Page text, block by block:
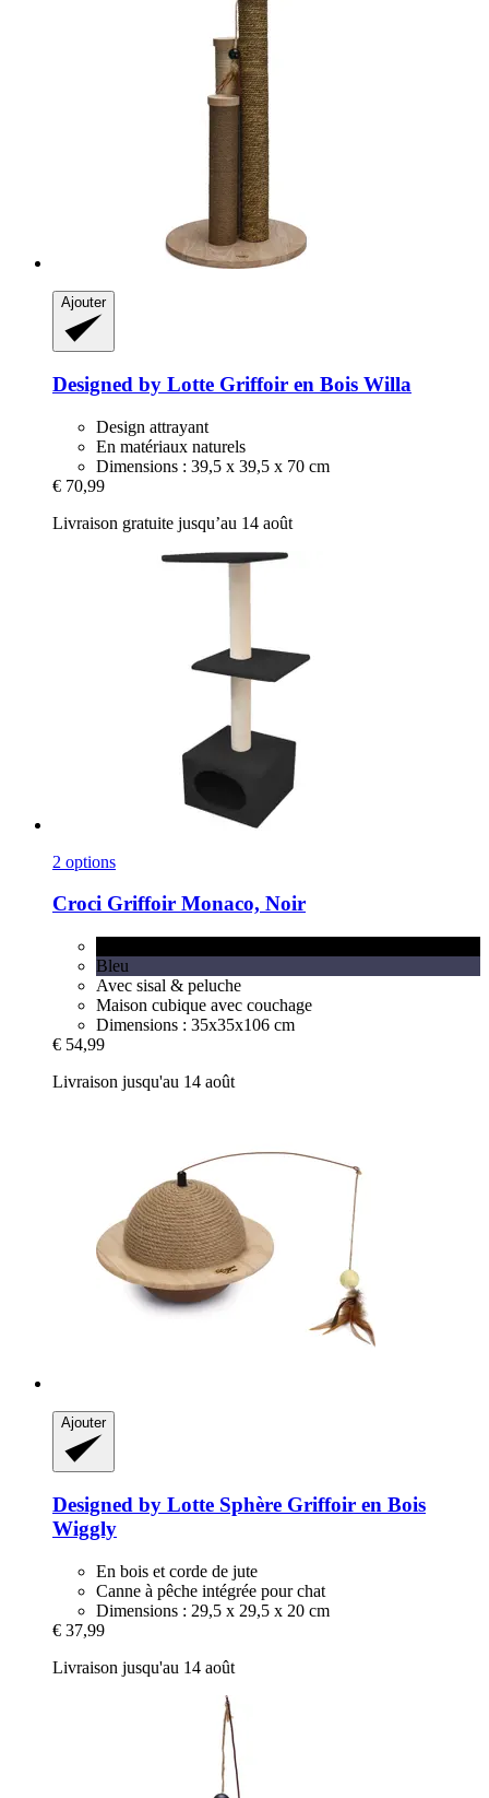
Ajouter
Designed by Lotte Griffoir en Bois Willa
Design attrayant
En matériaux naturels
Dimensions : 39,5 x 39,5 x 70 cm
€ 70,99
Livraison gratuite jusqu’au 14 août
2 options
Croci Griffoir Monaco, Noir
Bleu
Avec sisal & peluche
Maison cubique avec couchage
Dimensions : 35x35x106 cm
€ 54,99
Livraison jusqu'au 14 août
Ajouter
Designed by Lotte Sphère Griffoir en Bois
Wiggly
En bois et corde de jute
Canne à pêche intégrée pour chat
Dimensions : 29,5 x 29,5 x 20 cm
€ 37,99
Livraison jusqu'au 14 août